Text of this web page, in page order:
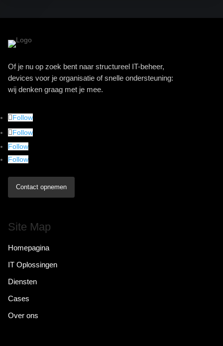
Of je nu op zoek bent naar structureel IT-beheer,
devices voor je organisatie of snelle ondersteuning:
wij denken graag met je mee.
Follow
Follow
Follow
Follow
Contact opnemen
Site Map
Homepagina
IT Oplossingen
Diensten
Cases
Over ons